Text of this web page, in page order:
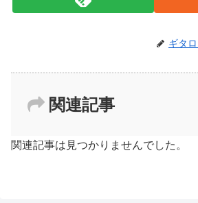
ギタ
関連記事
関連記事は見つかりませんでした。